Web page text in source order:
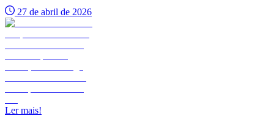
27 de abril de 2026
Ler mais!